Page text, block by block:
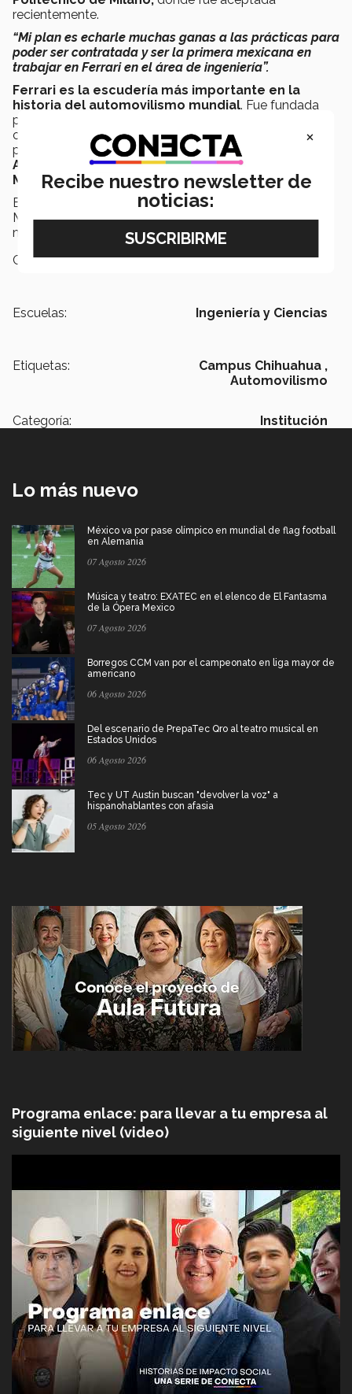
recientemente.
“Mi plan es echarle muchas ganas a las prácticas para
poder ser contratada y ser la primera mexicana en
trabajar en Ferrari en el área de ingeniería”.
Ferrari es la escudería más importante en la
historia del automovilismo mundial. Fue fundada
por Enzo Ferrari en 1929. Ha conquistado 16 títulos
como constructores, además 15 campeonatos de
pilotos y 216 pole positions. Ha tenido pilotos como:
Alberto Ascari, Juan Manuel Fangio, Niki Lauda,
Michael Schumacher, entre otros.
Es así como esta joven estudiante del Tec de
Monterrey buscará cumplir su sueño de trabajar de
manera fija en esta importante empresa automotriz.
Campus:
Chihuahua
Escuelas: Ingeniería y Ciencias
Etiquetas:
Campus Chihuahua ,
Automovilismo
Categoría: Institución
Lo más nuevo
México va por pase olímpico en mundial de flag football
en Alemania
07 Agosto 2026
Música y teatro: EXATEC en el elenco de El Fantasma
de la Ópera Mexico
07 Agosto 2026
Borregos CCM van por el campeonato en liga mayor de
americano
06 Agosto 2026
Del escenario de PrepaTec Qro al teatro musical en
Estados Unidos
06 Agosto 2026
Tec y UT Austin buscan "devolver la voz" a
hispanohablantes con afasia
05 Agosto 2026
Programa enlace: para llevar a tu empresa al
siguiente nivel (video)
×
Recibe nuestro newsletter de
noticias: